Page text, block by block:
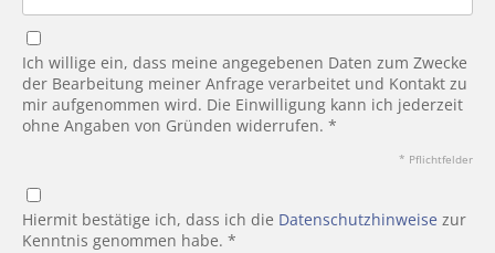
Ich willige ein, dass meine angegebenen Daten zum Zwecke
der Bearbeitung meiner Anfrage verarbeitet und Kontakt zu
mir aufgenommen wird. Die Einwilligung kann ich jederzeit
ohne Angaben von Gründen widerrufen. *
* Pflichtfelder
Hiermit bestätige ich, dass ich die Datenschutzhinweise zur
Kenntnis genommen habe. *